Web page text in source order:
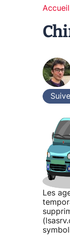
Accueil
Les